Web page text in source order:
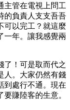
主管在電視上問工
的負責人支支吾吾
可以完工？就這麼
一年。讓我感覺兩
了！可是取而代之
人。大家仍然有錢
到處行不通。現在
賺陸客的生意。